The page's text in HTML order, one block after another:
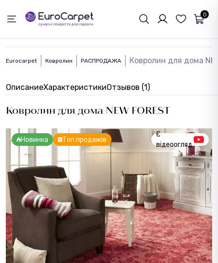
0
Eurocarpet Ковролин РАСПРОДАЖА Ковролин для дома
ОписаниеХарактеристикиОтзывов (1)
Ковролин для дома NEW FOREST
Новинка Топ продажів
Є
відеоогляд
ОБРАТНАЯ СВЯЗЬ